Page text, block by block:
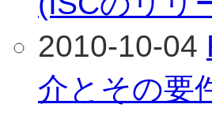
2010-10-04
介とその要